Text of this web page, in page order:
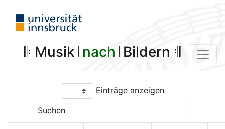
𝄆 Musik 𝄀 nach 𝄀 Bildern 𝄇
Einträge anzeigen
Suchen